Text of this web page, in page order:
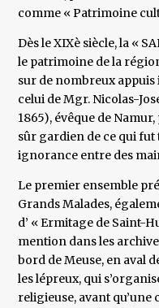
comme « Patrimoine
Dès le XIXè siècle, la «
le patrimoine de la
sur de nombreux
celui de Mgr. Nicolas-
1865), évêque de Namur,
sûr gardien de ce qui
ignorance entre des
Le premier ensemble
Grands Malades,
d’ « Ermitage de Saint-
mention dans les
bord de Meuse, en aval
les lépreux, qui
religieuse, avant